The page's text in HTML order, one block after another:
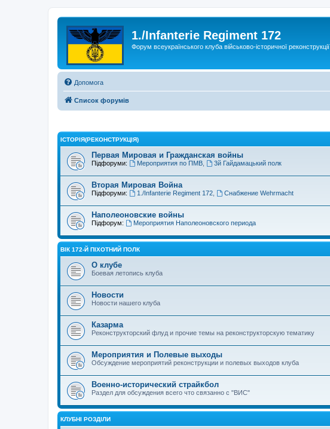
1./Infanterie Regiment 172
Форум всеукраїнського клуба військово-історичної реконструкції
Допомога
Список форумів
ІСТОРIЯ(РЕКОНСТРУКЦІЯ)
Первая Мировая и Гражданская войны
Підфоруми: Мероприятия по ПМВ, 3й Гайдамацький полк
Вторая Мировая Война
Підфоруми: 1./Infanterie Regiment 172, Снабжение Wehrmacht
Наполеоновские войны
Підфорум: Мероприятия Наполеоновского периода
ВІК 172-Й ПІХОТНИЙ ПОЛК
О клубе
Боевая летопись клуба
Новости
Новости нашего клуба
Казарма
Реконструкторский флуд и прочие темы на реконструкторскую тематику
Мероприятия и Полевые выходы
Обсуждение мероприятий реконструкции и полевых выходов клуба
Военно-исторический страйкбол
Раздел для обсуждения всего что связанно с "ВИС"
КЛУБНІ РОЗДІЛИ